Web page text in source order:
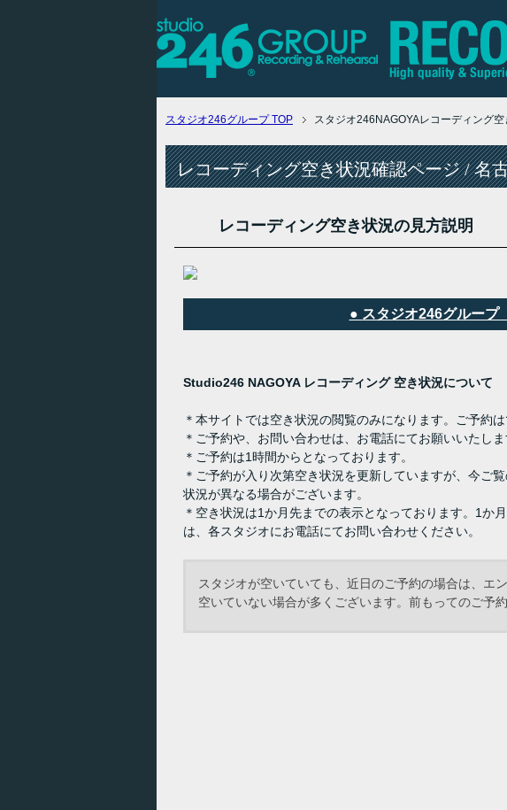
スタジオ246グループTOP スタジオ246NAGOYAレコーディング
レコーディング空き状況確認ページ / 名
レコーディング空き状況の見方説明
● スタジオ246グルー
Studio246 NAGOYA レコーディング 空き状況について
＊本サイトでは空き状況の閲覧のみになります。ご予約は
＊ご予約や、お問い合わせは、お電話にてお願いいたしま
＊ご予約は1時間からとなっております。
＊ご予約が入り次第空き状況を更新していますが、今ご
状況が異なる場合がございます。
＊空き状況は1か月先までの表示となっております。1か
は、各スタジオにお電話にてお問い合わせください。
スタジオが空いていても、近日のご予約の場合は、エ
空いていない場合が多くございます。前もってのご予